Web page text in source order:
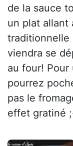
de la sauce
un plat allant
traditionnelle
viendra se
au four!
pourrez
pas le
effet gratiné